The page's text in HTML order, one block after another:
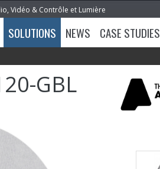
Vidéo & Contrôle et Lumière
SOLUTIONS NEWS CASE STUDIES
GBL